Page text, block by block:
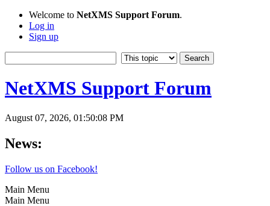
Welcome to NetXMS Support Forum.
Log in
Sign up
NetXMS Support Forum
August 07, 2026, 01:50:08 PM
News:
Follow us on Facebook!
Main Menu
Main Menu